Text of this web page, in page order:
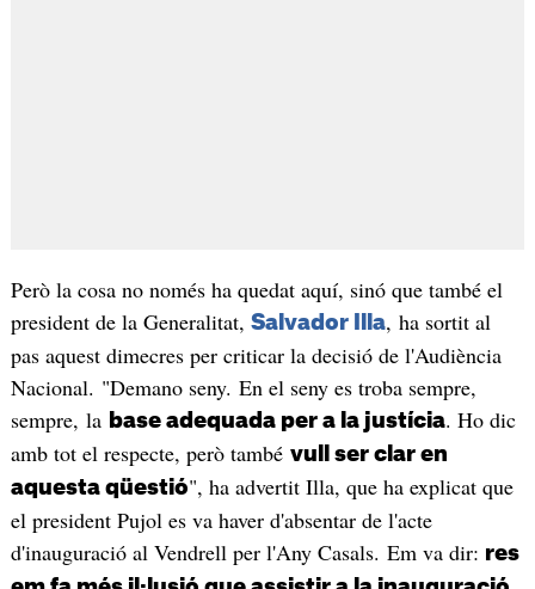
Però la cosa no només ha quedat aquí, sinó que també el
president de la Generalitat, Salvador Illa, ha sortit al
pas aquest dimecres per criticar la decisió de l'Audiència
Nacional. "Demano seny. En el seny es troba sempre,
sempre, la base adequada per a la justícia. Ho dic
amb tot el respecte, però també vull ser clar en
aquesta qüestió", ha advertit Illa, que ha explicat que
el president Pujol es va haver d'absentar de l'acte
d'inauguració al Vendrell per l'Any Casals. Em va dir: res